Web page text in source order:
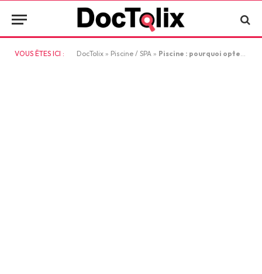
VOUS ÊTES ICI : DocTolix » Piscine / SPA » Piscine : pourquoi opter pour un carrelage effet pierre verte ?